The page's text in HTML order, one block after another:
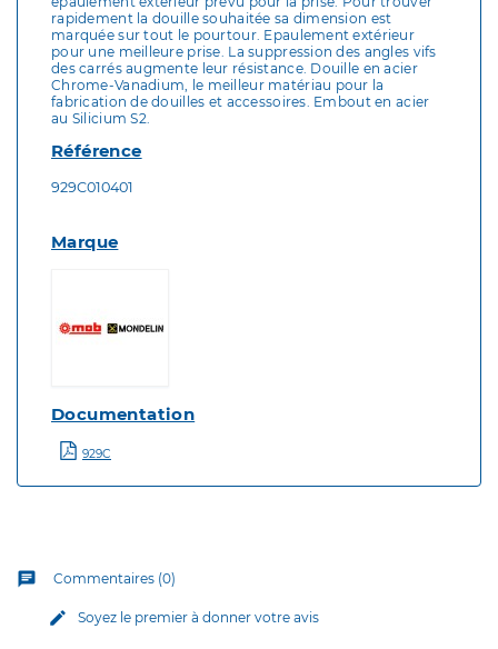
rapidement la douille souhaitée sa dimension est
marquée sur tout le pourtour. Epaulement extérieur
pour une meilleure prise. La suppression des angles vifs
des carrés augmente leur résistance. Douille en acier
Chrome-Vanadium, le meilleur matériau pour la
fabrication de douilles et accessoires. Embout en acier
au Silicium S2.
Référence
929C010401
Marque
Documentation
929C
chat Commentaires (0)
edit Soyez le premier à donner votre avis